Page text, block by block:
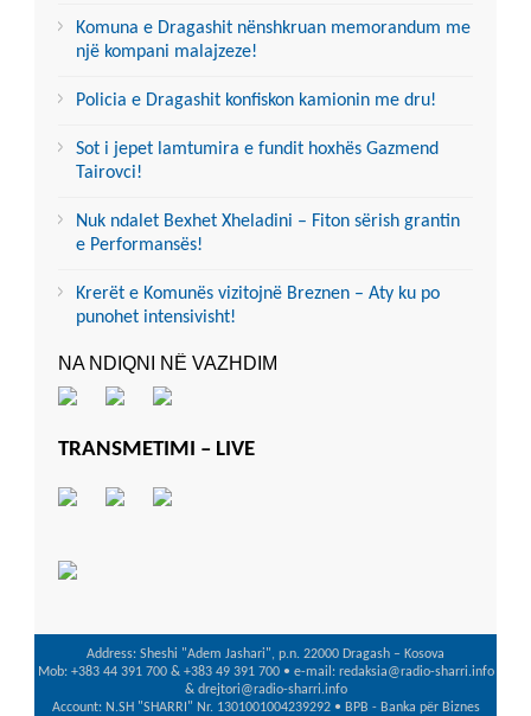
Komuna e Dragashit nënshkruan memorandum me
një kompani malajzeze!
Policia e Dragashit konfiskon kamionin me dru!
Sot i jepet lamtumira e fundit hoxhës Gazmend
Tairovci!
Nuk ndalet Bexhet Xheladini – Fiton sërish grantin
e Performansës!
Krerët e Komunës vizitojnë Breznen – Aty ku po
punohet intensivisht!
NA NDIQNI NË VAZHDIM
TRANSMETIMI – LIVE
Address: Sheshi "Adem Jashari", p.n. 22000 Dragash – Kosova
Mob: +383 44 391 700 & +383 49 391 700 • e-mail: redaksia@radio-sharri.info
& drejtori@radio-sharri.info
Account: N.SH "SHARRI" Nr. 1301001004239292 • BPB - Banka për Biznes